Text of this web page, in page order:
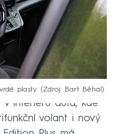
plasty. Zdroj: Bart Běhal
interiéru auta, kde
volant i nový